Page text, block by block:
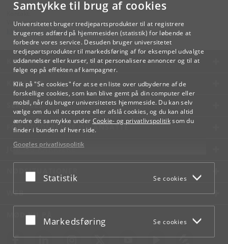
Samtykke til brug af cookies
Universitetet bruger tredjepartsprodukter til at registrere
brugernes adfærd på hjemmesiden (statistik) for løbende at
forbedre vores service. Desuden bruger universitetet
tredjepartsprodukter til markedsføring af for eksempel udvalgte
uddannelser eller kurser, til at personalisere annoncer og til at
følge op på effekten af kampagner.
Klik på "Se cookies" for at se en liste over udbyderne af de
forskellige cookies, som kan blive gemt på din computer eller
mobil, når du bruger universitetets hjemmeside. Du kan selv
vælge om du vil acceptere eller afslå cookies, og du kan altid
ændre dit samtykke under Cookie- og privatlivspolitiksom du
finder i bunden af hver side.
Googles privatlivspolitik
Acceptér eller afslå
Statistik Se cookies
Acceptér eller afslå
Markedsføring Se cookies
Videreuddannelse og Livslang Læring
lifelonglearning@adm.ku.dk
KØBENHAVNS UNIVERSITET
KONTAKT
SERVICES
FOR STUDERENDE OG ANSATTE
JOB OG KARRIERE
NØDSITUATIONER
WEB
MØD KU PÅ